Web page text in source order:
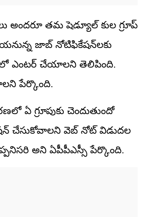
అందరూ తమ షెడ్యూల్‌ కుల గ్రూప్‌
జాబ్ నోటిఫికేషన్‌లకు
ఎంటర్‌ చేయాలని తెలిపింది.
పేర్కొంది.
ఏ గ్రూపుకు చెందుతుందో
చేసుకోవాలని వెబ్ నోట్ విడుదల
అని ఏపీపీఎస్సీ పేర్కొంది.